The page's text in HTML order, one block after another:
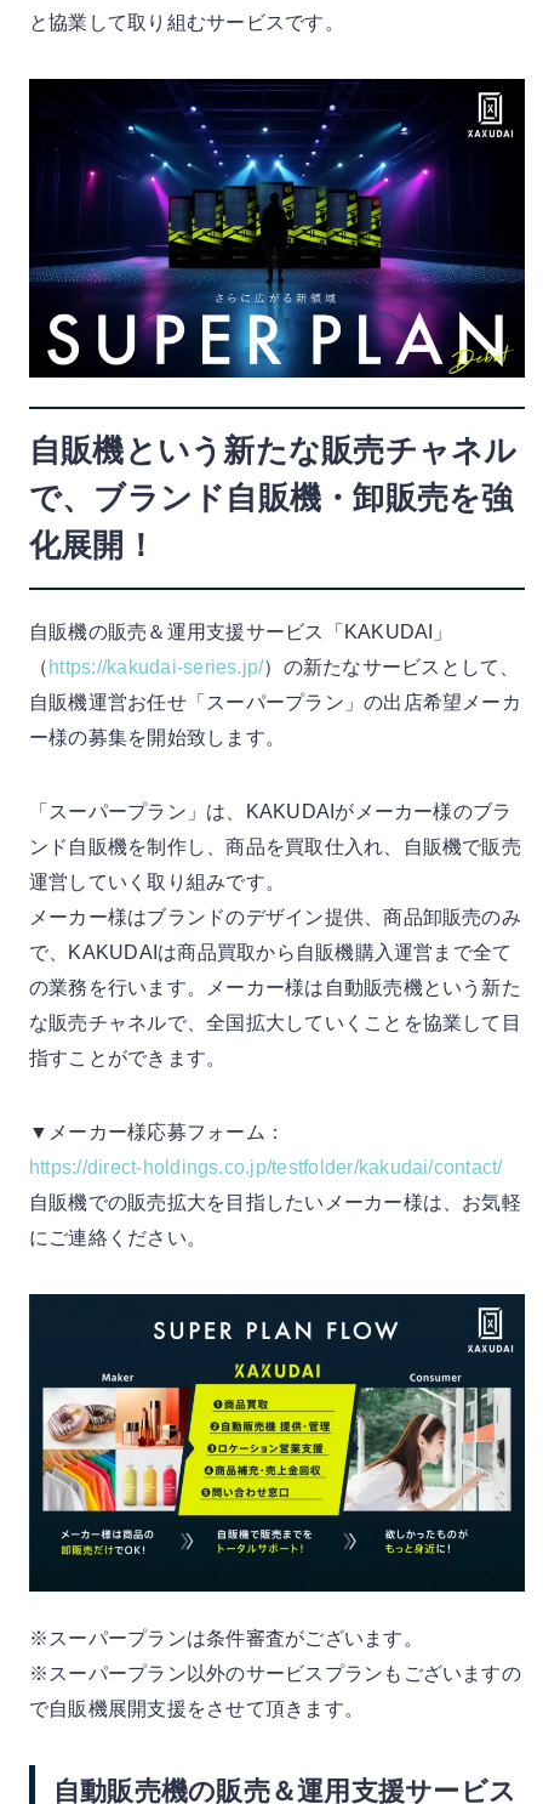
と協業して取り組むサービスです。
自販機という新たな販売チャネル
で、ブランド自販機・卸販売を強
化展開！
自販機の販売＆運用支援サービス「KAKUDAI」
（ https://kakudai-series.jp/）の新たなサービスとして、
自販機運営お任せ「スーパープラン」の出店希望メーカ
ー様の募集を開始致します。
「スーパープラン」は、KAKUDAIがメーカー様のブラ
ンド自販機を制作し、商品を買取仕入れ、自販機で販売
運営していく取り組みです。
メーカー様はブランドのデザイン提供、商品卸販売のみ
で、KAKUDAIは商品買取から自販機購入運営まで全て
の業務を行います。メーカー様は自動販売機という新た
な販売チャネルで、全国拡大していくことを協業して目
指すことができます。
▼メーカー様応募フォーム：
https://direct-holdings.co.jp/testfolder/kakudai/contact/
自販機での販売拡大を目指したいメーカー様は、お気軽
にご連絡ください。
※スーパープランは条件審査がございます。
※スーパープラン以外のサービスプランもございますの
で自販機展開支援をさせて頂きます。
自動販売機の販売＆運用支援サービス